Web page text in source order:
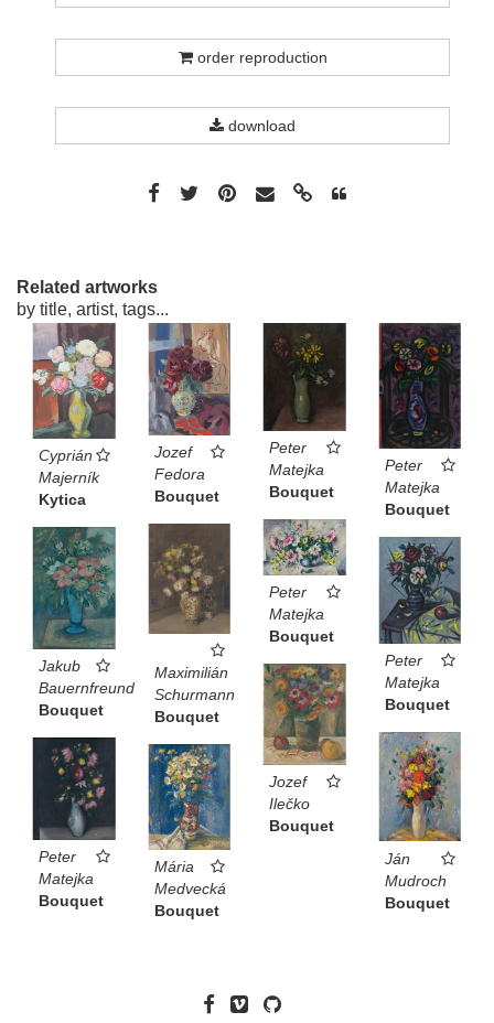
order reproduction
download
Related artworks
by title, artist, tags...
Cyprián
Majerník
Kytica
Jozef
Fedora
Bouquet
Peter
Matejka
Bouquet
Peter
Matejka
Bouquet
Peter
Matejka
Bouquet
Maximilián
Schurmann
Bouquet
Jakub
Bauernfreund
Bouquet
Peter
Matejka
Bouquet
Jozef
Ilečko
Bouquet
Ján
Mudroch
Bouquet
Peter
Matejka
Bouquet
Mária
Medvecká
Bouquet